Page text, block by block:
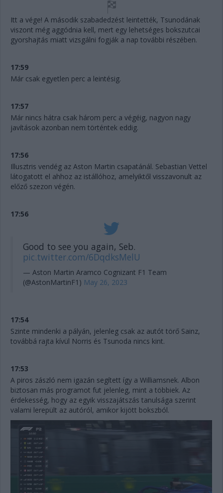
Itt a vége! A második szabadedzést leintették, Tsunodának
viszont még aggódnia kell, mert egy lehetséges bokszutcai
gyorshajtás miatt vizsgálni fogják a nap további részében.
17:59
Már csak egyetlen perc a leintésig.
17:57
Már nincs hátra csak három perc a végéig, nagyon nagy
javítások azonban nem történtek eddig.
17:56
Illusztris vendég az Aston Martin csapatánál. Sebastian Vettel
látogatott el ahhoz az istállóhoz, amelyiktől visszavonult az
előző szezon végén.
17:56
Good to see you again, Seb.
pic.twitter.com/6DqdksMelU
— Aston Martin Aramco Cognizant F1 Team
(@AstonMartinF1) May 26, 2023
17:54
Szinte mindenki a pályán, jelenleg csak az autót törő Sainz,
továbbá rajta kívül Norris és Tsunoda nincs kint.
17:53
A piros zászló nem igazán segített így a Williamsnek. Albon
biztosan más programot fut jelenleg, mint a többiek. Az
érdekesség, hogy az egyik visszajátszás tanulsága szerint
valami lerepült az autóról, amikor kijött bokszból.